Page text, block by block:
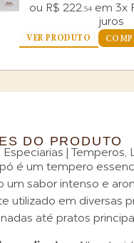
ou R$ 222,54em 3x
juros
VER PRODUTO
DO PRODUTO
Especiarias | Temperos,
é um tempero
um sabor intenso e
utilizado em diversas
até pratos